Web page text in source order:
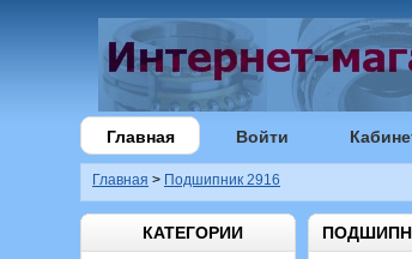
Главная Войти
Главная > Подшипник 2916
КАТЕГОРИИ